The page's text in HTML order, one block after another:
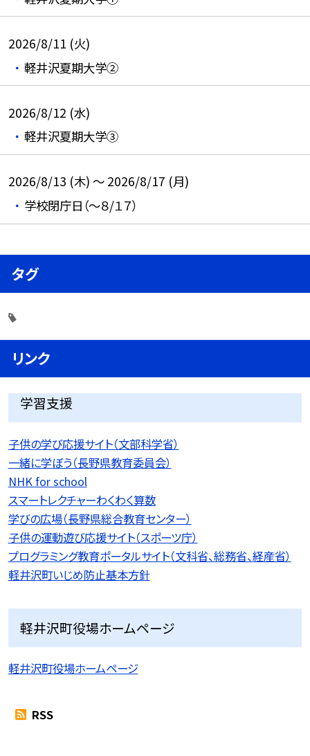
2026/8/11 (火)
軽井沢夏期大学②
2026/8/12 (水)
軽井沢夏期大学③
2026/8/13 (木) ～ 2026/8/17 (月)
学校閉庁日（～８/１７）
タグ
リンク
学習支援
子供の学び応援サイト（文部科学省）
一緒に学ぼう（長野県教育委員会）
NHK for school
スマートレクチャーわくわく算数
学びの広場（長野県総合教育センター）
子供の運動遊び応援サイト（スポーツ庁）
プログラミング教育ポータルサイト（文科省、総務省、経産省）
軽井沢町いじめ防止基本方針
軽井沢町役場ホームページ
軽井沢町役場ホームページ
RSS